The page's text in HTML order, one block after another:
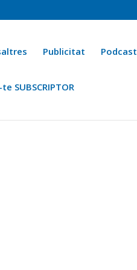
Publicitat Podcast
SUBSCRIPTOR
Ara fa 25 anys